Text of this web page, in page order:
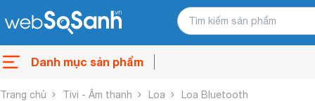
Danh mục sản phẩm
Trang chủ Tivi - Âm thanh Loa Loa Bluetooth